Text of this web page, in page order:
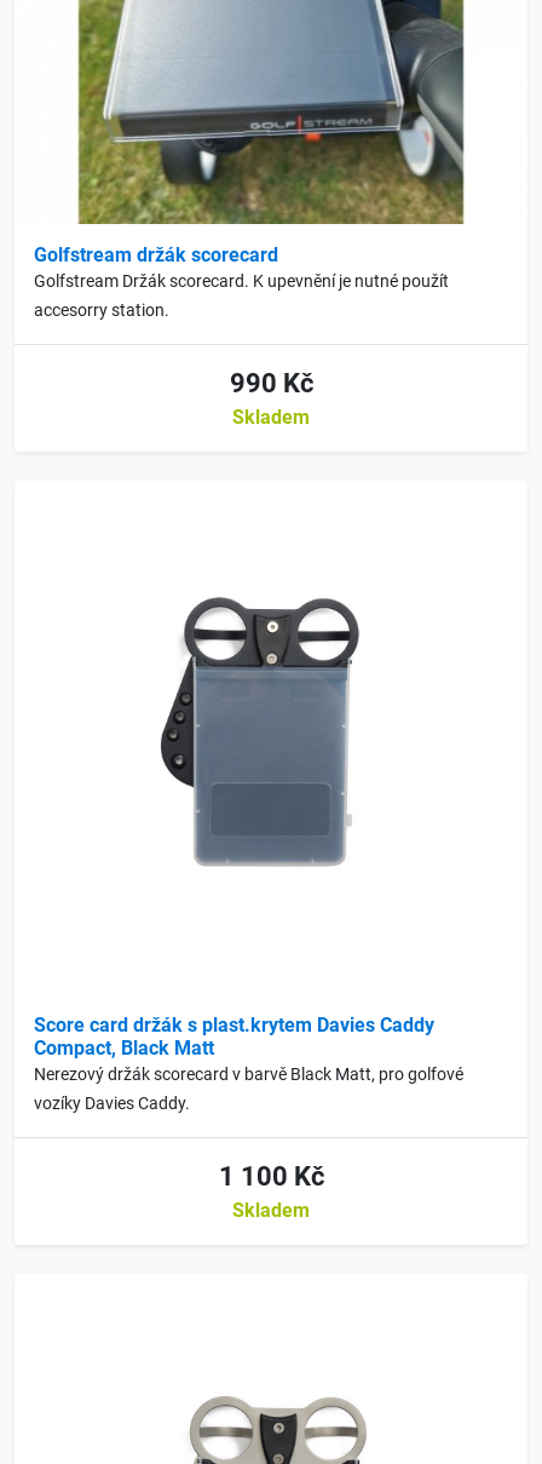
Golfstream držák scorecard
Golfstream Držák scorecard. K upevnění je nutné použít
accesorry station.
990 Kč
Skladem
Score card držák s plast.krytem Davies Caddy
Compact, Black Matt
Nerezový držák scorecard v barvě Black Matt, pro golfové
vozíky Davies Caddy.
1 100 Kč
Skladem